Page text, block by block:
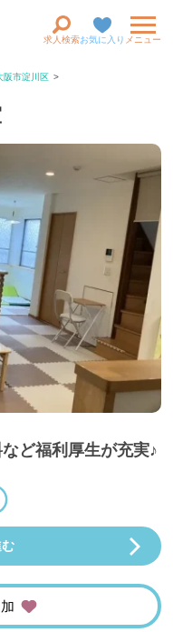
求人検索お気に入り メニュー
阪市淀川区
ど福利厚生が充実♪